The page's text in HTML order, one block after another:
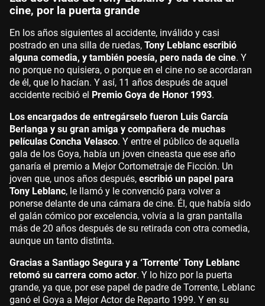
cine, por la puerta grande
En los años siguientes al accidente, inválido y casi
postrado en una silla de ruedas, Tony Leblanc escribió
alguna comedia, y también poesía, pero nada de cine. Y
no porque no quisiera, o porque en el cine no se acordaran
de él, que lo hacían. Y así, 11 años después de aquel
accidente recibió el Premio Goya de Honor 1993.
Los encargados de entregárselo fueron Luis García
Berlanga y su gran amiga y compañera de muchas
películas Concha Velasco. Y entre el público de aquella
gala de los Goya, había un joven cineasta que ese año
ganaría el premio a Mejor Cortometraje de Ficción. Un
joven que, unos años después, escribió un papel para
Tony Leblanc, le llamó y le convenció para volver a
ponerse delante de una cámara de cine. Él, que había sido
el galán cómico por excelencia, volvía a la gran pantalla
más de 20 años después de su retirada con otra comedia,
aunque un tanto distinta.
Gracias a Santiago Segura y a ‘Torrente’ Tony Leblanc
retomó su carrera como actor. Y lo hizo por la puerta
grande, ya que, por ese papel de padre de Torrente, Leblanc
ganó el Goya a Mejor Actor de Reparto 1999. Y en su